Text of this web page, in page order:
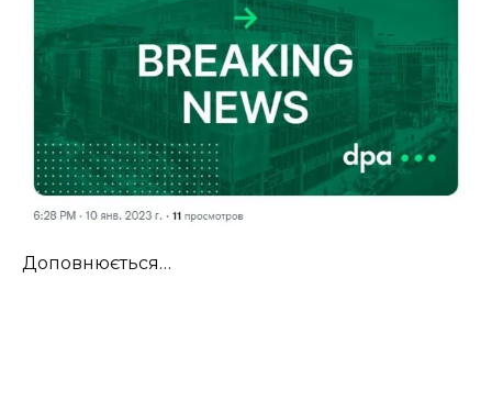
Доповнюється…